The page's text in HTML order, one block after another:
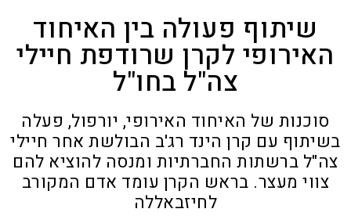
שיתוף פעולה בין האיחוד
האירופי לקרן שרודפת חיילי
צה"ל בחו"ל
סוכנות של האיחוד האירופי, יורפול, פעלה
בשיתוף עם קרן הינד רג'ב הבולשת אחר חיילי
צה"ל ברשתות החברתיות ומנסה להוציא להם
צווי מעצר. בראש הקרן עומד אדם המקורב
לחיזבאללה